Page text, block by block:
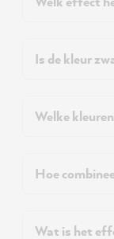
Is de kleur
Welke
Hoe
Wat is het